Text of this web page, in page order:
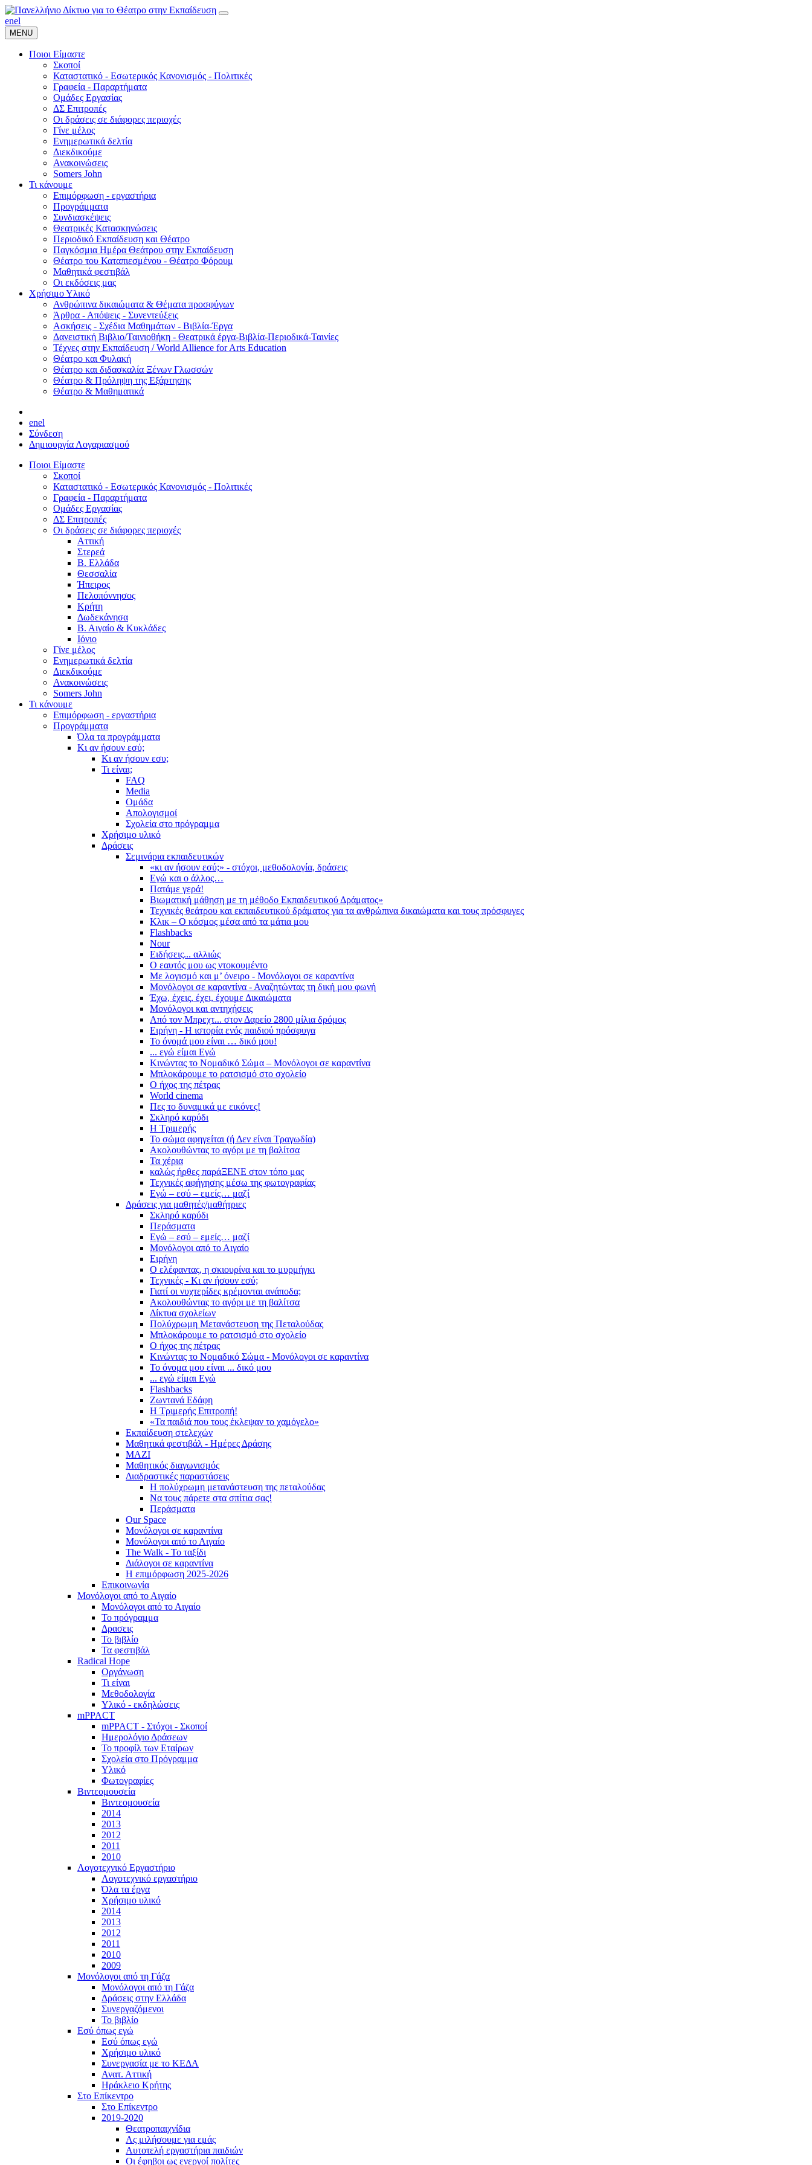
enel
MENU
Ποιοι Είμαστε
Σκοποί
Καταστατικό - Εσωτερικός Κανονισμός - Πολιτικές
Γραφεία - Παραρτήματα
Ομάδες Εργασίας
ΔΣ Επιτροπές
Οι δράσεις σε διάφορες περιοχές
Γίνε μέλος
Ενημερωτικά δελτία
Διεκδικούμε
Ανακοινώσεις
Somers John
Τι κάνουμε
Επιμόρφωση - εργαστήρια
Προγράμματα
Συνδιασκέψεις
Θεατρικές Κατασκηνώσεις
Περιοδικό Εκπαίδευση και Θέατρο
Παγκόσμια Ημέρα Θεάτρου στην Εκπαίδευση
Θέατρο του Καταπιεσμένου - Θέατρο Φόρουμ
Μαθητικά φεστιβάλ
Οι εκδόσεις μας
Χρήσιμο Υλικό
Ανθρώπινα δικαιώματα & Θέματα προσφύγων
Άρθρα - Απόψεις - Συνεντεύξεις
Ασκήσεις - Σχέδια Μαθημάτων - Βιβλία-Έργα
Δανειστική Βιβλιο/Ταινιοθήκη - Θεατρικά έργα-Βιβλία-Περιοδικά-Ταινίες
Τέχνες στην Εκπαίδευση / World Allience for Arts Education
Θέατρο και Φυλακή
Θέατρο και διδασκαλία Ξένων Γλωσσών
Θέατρο & Πρόληψη της Εξάρτησης
Θέατρο & Μαθηματικά
enel
Σύνδεση
Δημιουργία Λογαριασμού
Ποιοι Είμαστε
Σκοποί
Καταστατικό - Εσωτερικός Κανονισμός - Πολιτικές
Γραφεία - Παραρτήματα
Ομάδες Εργασίας
ΔΣ Επιτροπές
Οι δράσεις σε διάφορες περιοχές
Αττική
Στερεά
Β. Ελλάδα
Θεσσαλία
Ήπειρος
Πελοπόννησος
Κρήτη
Δωδεκάνησα
Β. Αιγαίο & Κυκλάδες
Ιόνιο
Γίνε μέλος
Ενημερωτικά δελτία
Διεκδικούμε
Ανακοινώσεις
Somers John
Τι κάνουμε
Επιμόρφωση - εργαστήρια
Προγράμματα
Όλα τα προγράμματα
Κι αν ήσουν εσύ;
Κι αν ήσουν εσυ;
Τι είναι;
FAQ
Media
Ομάδα
Απολογισμοί
Σχολεία στο πρόγραμμα
Χρήσιμο υλικό
Δράσεις
Σεμινάρια εκπαιδευτικών
«κι αν ήσουν εσύ;» - στόχοι, μεθοδολογία, δράσεις
Εγώ και ο άλλος…
Πατάμε γερά!
Βιωματική μάθηση με τη μέθοδο Εκπαιδευτικού Δράματος»
Τεχνικές θεάτρου και εκπαιδευτικού δράματος για τα ανθρώπινα δικαιώματα και τους πρόσφυγες
Κλικ – Ο κόσμος μέσα από τα μάτια μου
Flashbacks
Nour
Ειδήσεις... αλλιώς
Ο εαυτός μου ως ντοκουμέντο
Με λογισμό και μ’ όνειρο - Μονόλογοι σε καραντίνα
Μονόλογοι σε καραντίνα - Αναζητώντας τη δική μου φωνή
Έχω, έχεις, έχει, έχουμε Δικαιώματα
Μονόλογοι και αντηχήσεις
Από τον Μπρεχτ... στον Δαρείο 2800 μίλια δρόμος
Ειρήνη - Η ιστορία ενός παιδιού πρόσφυγα
Το όνομά μου είναι … δικό μου!
... εγώ είμαι Εγώ
Κινώντας το Νομαδικό Σώμα – Μονόλογοι σε καραντίνα
Μπλοκάρουμε το ρατσισμό στο σχολείο
Ο ήχος της πέτρας
World cinema
Πες το δυναμικά με εικόνες!
Σκληρό καρύδι
Η Τριμερής
Το σώμα αφηγείται (ή Δεν είναι Τραγωδία)
Ακολουθώντας το αγόρι με τη βαλίτσα
Τα χέρια
καλώς ήρθες παράΞΕΝΕ στον τόπο μας
Τεχνικές αφήγησης μέσω της φωτογραφίας
Εγώ – εσύ – εμείς… μαζί
Δράσεις για μαθητές/μαθήτριες
Σκληρό καρύδι
Περάσματα
Εγώ – εσύ – εμείς… μαζί
Μονόλογοι από το Αιγαίο
Ειρήνη
Ο ελέφαντας, η σκιουρίνα και το μυρμήγκι
Τεχνικές - Κι αν ήσουν εσύ;
Γιατί οι νυχτερίδες κρέμονται ανάποδα;
Ακολουθώντας το αγόρι με τη βαλίτσα
Δίκτυα σχολείων
Πολύχρωμη Μετανάστευση της Πεταλούδας
Μπλοκάρουμε το ρατσισμό στο σχολείο
Ο ήχος της πέτρας
Κινώντας το Νομαδικό Σώμα - Μονόλογοι σε καραντίνα
Το όνομα μου είναι ... δικό μου
... εγώ είμαι Εγώ
Flashbacks
Ζωντανά Εδάφη
Η Τριμερής Επιτροπή!
«Τα παιδιά που τους έκλεψαν το χαμόγελο»
Εκπαίδευση στελεχών
Μαθητικά φεστιβάλ - Ημέρες Δράσης
ΜΑΖΙ
Μαθητικός διαγωνισμός
Διαδραστικές παραστάσεις
Η πολύχρωμη μετανάστευση της πεταλούδας
Να τους πάρετε στα σπίτια σας!
Περάσματα
Our Space
Μονόλογοι σε καραντίνα
Μονόλογοι από το Αιγαίο
The Walk - Το ταξίδι
Διάλογοι σε καραντίνα
Η επιμόρφωση 2025-2026
Επικοινωνία
Μονόλογοι από το Αιγαίο
Μονόλογοι από το Αιγαίο
Το πρόγραμμα
Δρασεις
Το βιβλίο
Τα φεστιβάλ
Radical Hope
Οργάνωση
Τι είναι
Μεθοδολογία
Υλικό - εκδηλώσεις
mPPACT
mPPACT - Στόχοι - Σκοποί
Ημερολόγιο Δράσεων
Το προφίλ των Εταίρων
Σχολεία στο Πρόγραμμα
Υλικό
Φωτογραφίες
Βιντεομουσεία
Βιντεομουσεία
2014
2013
2012
2011
2010
Λογοτεχνικό Εργαστήριο
Λογοτεχνικό εργαστήριο
Όλα τα έργα
Χρήσιμο υλικό
2014
2013
2012
2011
2010
2009
Μονόλογοι από τη Γάζα
Μονόλογοι από τη Γάζα
Δράσεις στην Ελλάδα
Συνεργαζόμενοι
To βιβλίο
Εσύ όπως εγώ
Εσύ όπως εγώ
Χρήσιμο υλικό
Συνεργασία με το ΚΕΔΑ
Ανατ. Αττική
Ηράκλειο Κρήτης
Στο Επίκεντρο
Στο Επίκεντρο
2019-2020
Θεατροπαιχνίδια
Ας μιλήσουμε για εμάς
Αυτοτελή εργαστήρια παιδιών
Οι έφηβοι ως ενεργοί πολίτες